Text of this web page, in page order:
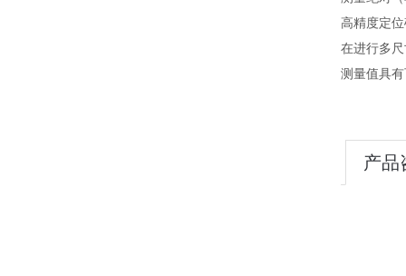
高精度定
在进行多
测量值具
产品